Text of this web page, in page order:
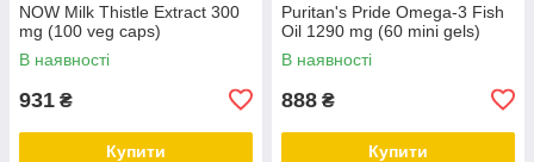
NOW Milk Thistle Extract 300
mg (100 veg caps)
В наявності
931 ₴
Купити
Puritan's Pride Omega-3 Fish
Oil 1290 mg (60 mini gels)
В наявності
888 ₴
Купити